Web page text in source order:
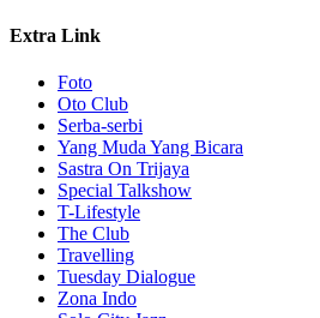
Extra Link
Foto
Oto Club
Serba-serbi
Yang Muda Yang Bicara
Sastra On Trijaya
Special Talkshow
T-Lifestyle
The Club
Travelling
Tuesday Dialogue
Zona Indo